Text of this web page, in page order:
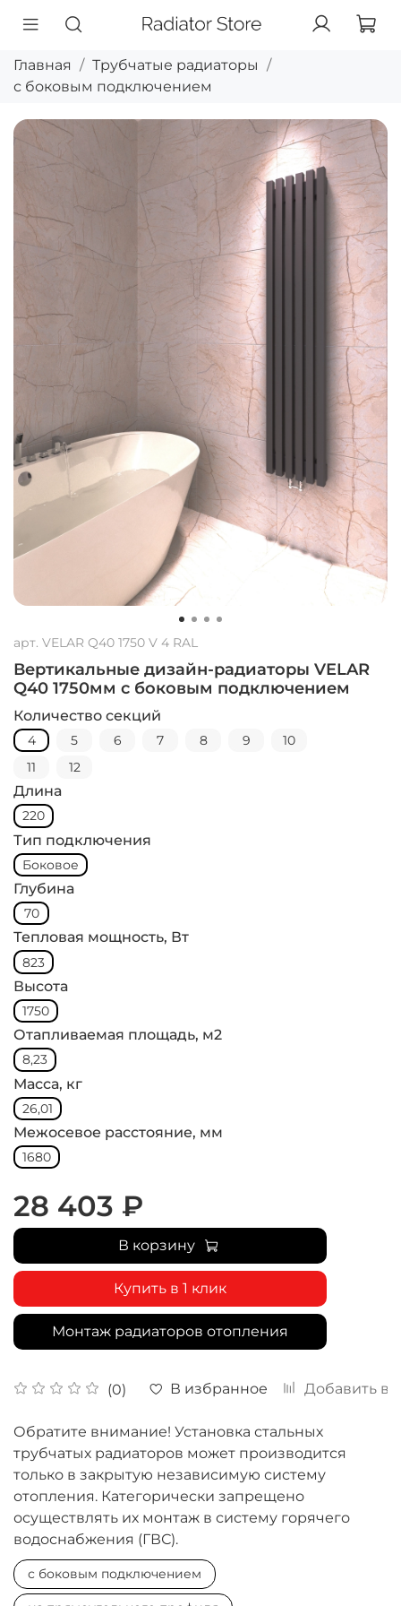
Главная
Трубчатые радиаторы
с боковым подключением
арт. VELAR Q40 1750 V 4 RAL
Вертикальные дизайн-радиаторы VELAR
Q40 1750мм с боковым подключением
(0) В избранное Добавить в
Количество секций
4 5 6 7 8 9
10
11
12
Длина
220
Тип подключения
Боковое
Глубина
70
Тепловая мощность, Вт
823
Высота
1750
Отапливаемая площадь, м2
8,23
Масса, кг
26,01
Межосевое расстояние, мм
1680
28 403 ₽
В корзину
Купить в 1 клик
Монтаж радиаторов отопления
Обратите внимание! Установка стальных
трубчатых радиаторов может производится
только в закрытую независимую систему
отопления. Категорически запрещено
осуществлять их монтаж в систему горячего
водоснабжения (ГВС).
с боковым подключением